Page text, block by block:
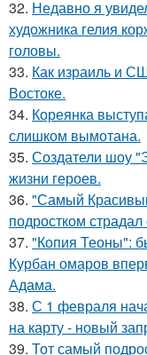
32. Недавно я
художника гелия
головы.
33. Как израиль и
Востоке.
34. Кореянка
слишком вымотана.
35. Создатели шоу
жизни героев.
36. "Самый
подростком
37. "Копия Теоны":
Курбан омаров
Адама.
38. С 1 февраля
на карту - новый
39. Тот самый